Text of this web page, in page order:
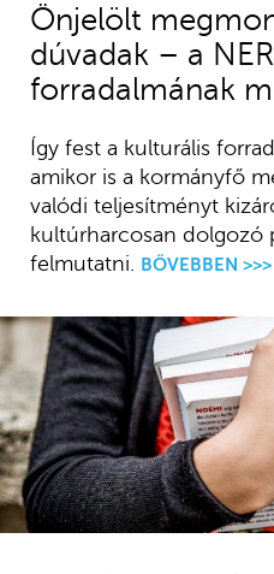
Önjelölt
dúvadak – a
forradalmának
Így fest a kulturális
amikor is a kormányfő
valódi teljesítményt
kultúrharcosan dolgozó
felmutatni.
BŐVEBBEN >>>